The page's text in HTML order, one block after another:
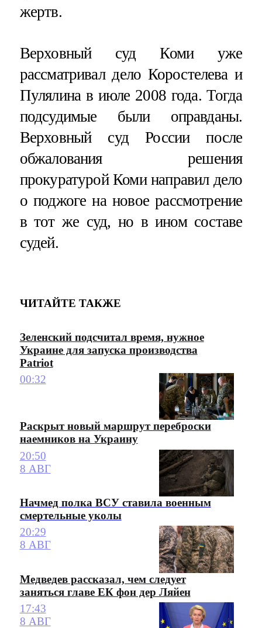
жертв.
Верховный суд Коми уже
рассматривал дело Коростелева и
Пулялина в июле 2008 года. Тогда
подсудимые были оправданы.
Верховный суд России после
обжалования решения
прокуратурой Коми направил дело
о поджоге на новое рассмотрение
в тот же суд, но в ином составе
судей.
ЧИТАЙТЕ ТАКЖЕ
Зеленский подсчитал время, нужное
Украине для запуска производства
Patriot
00:32
Раскрыт новый маршрут переброски
наемников на Украину
20:50
8 АВГ
Начмед полка ВСУ ставила военным
смертельные уколы
20:29
8 АВГ
Медведев рассказал, чем следует
заняться главе ЕК фон дер Ляйен
17:43
8 АВГ